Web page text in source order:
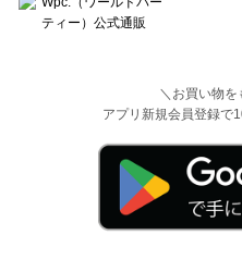
＼お買い物を
アプリ新規会員登録で